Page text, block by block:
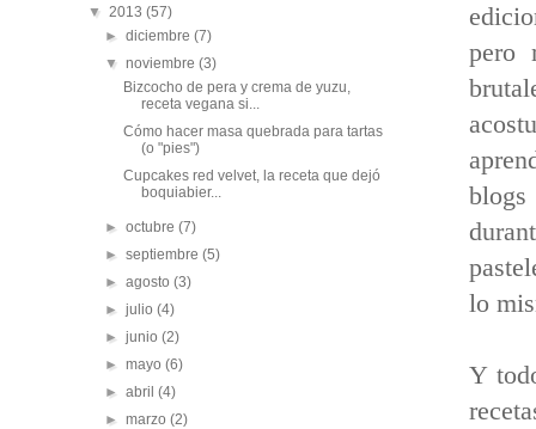
pero
blogs
lo
Y
▼ 2013 (57)
►diciembre(7)
▼noviembre(3)
Bizcocho de pera y crema de yuzu,
receta vegana si...
Cómo hacer masa quebrada para tartas
(o "pies")
Cupcakes red velvet, la receta que dejó
boquiabier...
►octubre(7)
►septiembre(5)
►agosto(3)
►julio(4)
►junio(2)
►mayo(6)
►abril(4)
►marzo(2)